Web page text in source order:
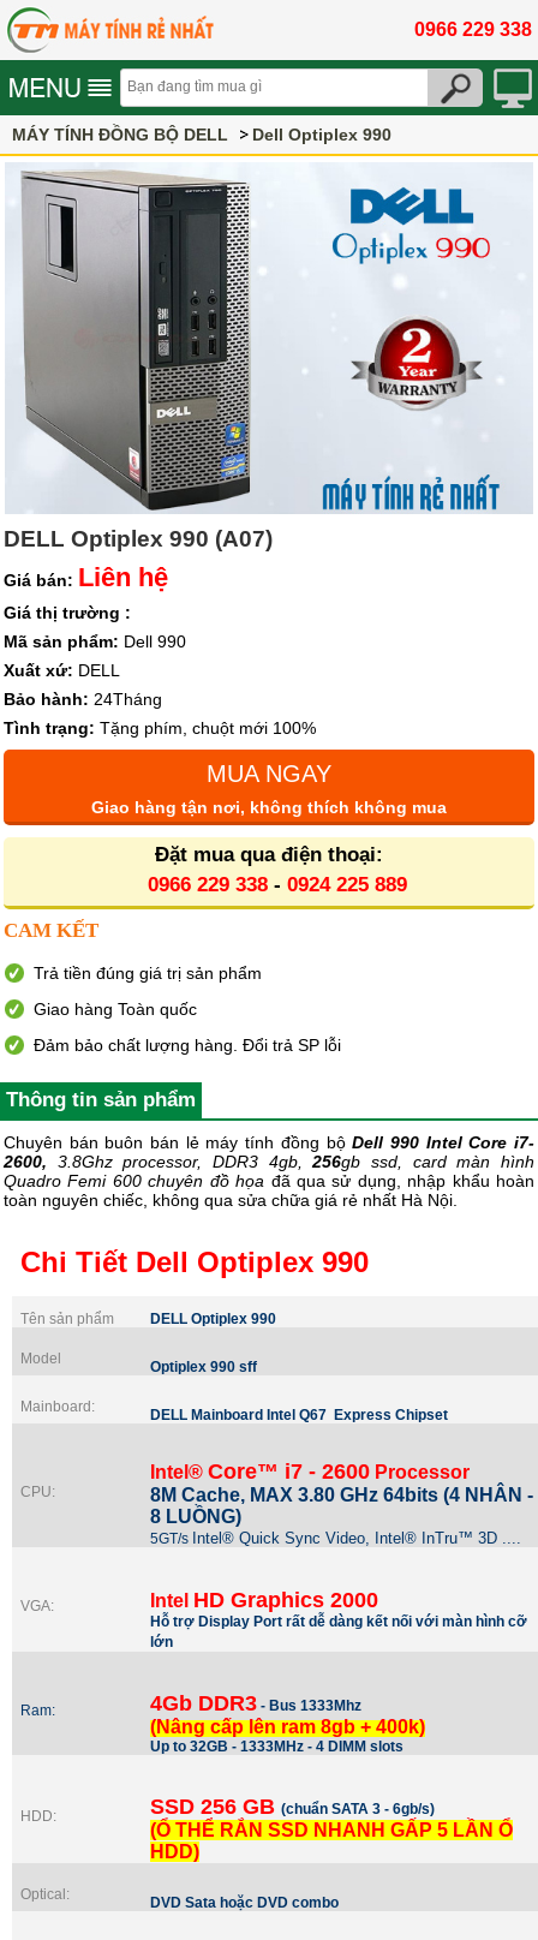
0966 229 338
MÁY TÍNH ĐỒNG BỘ DELL Dell Optiplex 990
DELL Optiplex 990 (A07)
Giá bán: Liên hệ
Giá thị trường :
Mã sản phẩm: Dell 990
Xuất xứ: DELL
Bảo hành: 24Tháng
Tình trạng: Tặng phím, chuột mới 100%
MUA NGAY
Giao hàng tận nơi, không thích không mua
Đặt mua qua điện thoại:
0966 229 338- 0924 225 889
CAM KẾT
Trả tiền đúng giá trị sản phẩm
Giao hàng Toàn quốc
Đảm bảo chất lượng hàng. Đổi trả SP lỗi
Thông tin sản phẩm
Chuyên bán buôn bán lẻ máy tính đồng bộDell 990 Intel Core i7-
2600, 3.8Ghz processor, DDR3 4gb, 256gb ssd, card màn hình
Quadro Femi 600 chuyên đồ họa đã qua sử dụng, nhập khẩu hoàn
toàn nguyên chiếc, không qua sửa chữa giá rẻ nhất Hà Nội.
Chi Tiết Dell Optiplex 990
Tên sản phẩm DELL Optiplex 990
Model Optiplex 990 sff
Mainboard: DELL Mainboard Intel Q67 Express Chipset
CPU:
Intel®Core™ i7 - 2600 Processor
8M Cache, MAX 3.80 GHz 64bits (4 NHÂN -
8 LUỒNG)
5GT/s Intel® Quick Sync Video, Intel® InTru™ 3D ....
VGA: Intel HD Graphics 2000
Hỗ trợ Display Port rất dễ dàng kết nối với màn hình cỡ
lớn
Ram: 4Gb DDR3 - Bus 1333Mhz
(Nâng cấp lên ram 8gb + 400k)
Up to 32GB - 1333MHz - 4 DIMM slots
HDD: SSD 256 GB(chuẩn SATA 3 - 6gb/s)
(Ổ THỂ RẮN SSD NHANH GẤP 5 LẦN Ổ
HDD)
Optical: DVD Sata hoặc DVD combo